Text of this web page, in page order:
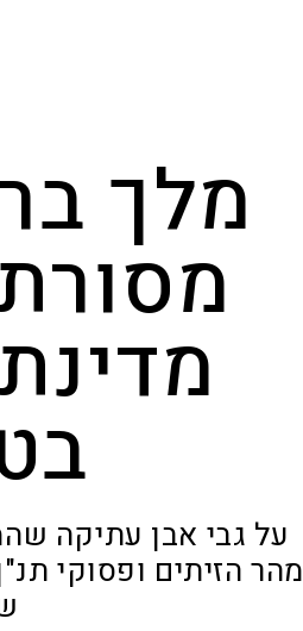
מלך
על גבי אבן עתיקה
מהר הזיתים ופסוקי